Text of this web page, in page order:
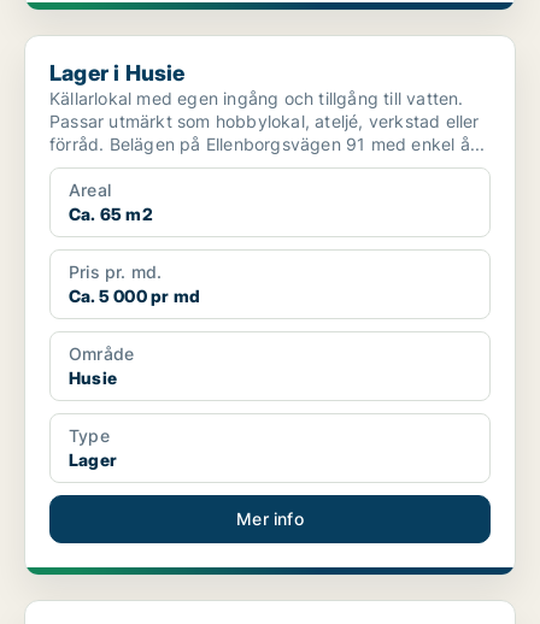
Lager i Husie
Lager i Husie
Källarlokal med egen ingång och tillgång till vatten.
Passar utmärkt som hobbylokal, ateljé, verkstad eller
förråd. Belägen på Ellenborgsvägen 91 med enkel å...
Areal
Ca. 65 m2
Pris pr. md.
Ca. 5 000 pr md
Område
Husie
Type
Lager
Mer info
Lager i Lund